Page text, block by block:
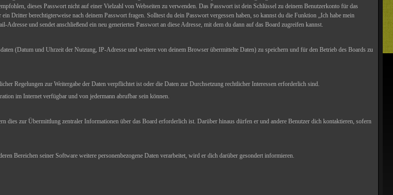
dieses Passwort nicht auf einer Vielzahl von Webseiten zu verwenden. Das Passwort ist dein Schlüssel zu deinem Benutzerkonto für das
Dritter berechtigterweise nach deinem Passwort fragen. Solltest du dein Passwort vergessen haben, so kannst du die Funktion „Ich habe mein
und sendet anschließend ein neu generiertes Passwort an diese Adresse, mit dem du dann auf das Board zugreifen kannst.
(Datum und Uhrzeit der Nutzung, IP-Adresse und weitere von deinem Browser übermittelte Daten) zu speichern und für den Betrieb des Boards zu
Regelungen zur Weitergabe der Daten verpflichtet ist oder die Daten zur Durchsetzung rechtlicher Interessen erforderlich sind.
im Internet verfügbar und von jedermann abrufbar sein können.
dies zur Übermittlung zentraler Informationen über das Board erforderlich ist. Darüber hinaus dürfen er und andere Benutzer dich kontaktieren, sofern
Bereichen seiner Software weitere personenbezogene Daten verarbeitet, wird er dich darüber gesondert informieren.